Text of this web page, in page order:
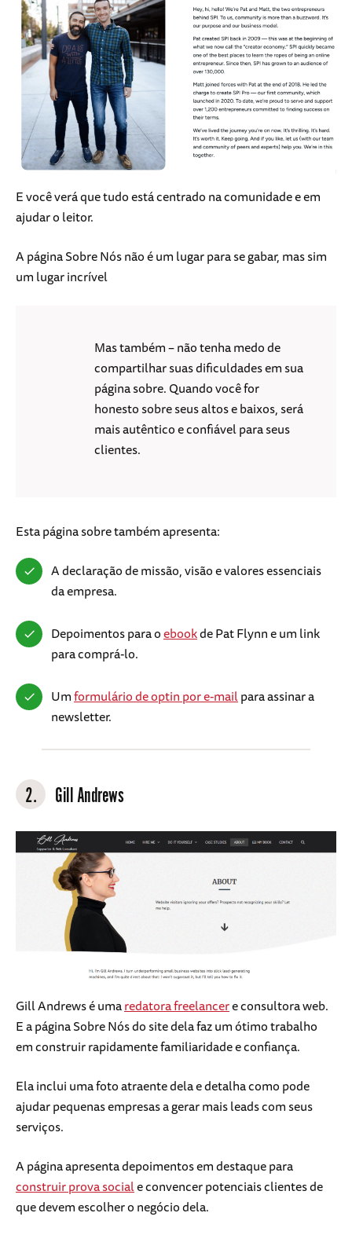
E você verá que tudo está centrado na comunidade e em
ajudar o leitor.
A página Sobre Nós não é um lugar para se gabar, mas sim
um lugar incrível
Mas também – não tenha medo de
compartilhar suas dificuldades em sua
página sobre. Quando você for
honesto sobre seus altos e baixos, será
mais autêntico e confiável para seus
clientes.
Esta página sobre também apresenta:
A declaração de missão, visão e valores essenciais
da empresa.
Depoimentos para oebookde Pat Flynn e um link
para comprá-lo.
Umformulário de optin por e-mailpara assinar a
newsletter.
2. Gill Andrews
Gill Andrews é umaredatora freelancere consultora web.
E a página Sobre Nós do site dela faz um ótimo trabalho
em construir rapidamente familiaridade e confiança.
Ela inclui uma foto atraente dela e detalha como pode
ajudar pequenas empresas a gerar mais leads com seus
serviços.
A página apresenta depoimentos em destaque para
construir prova sociale convencer potenciais clientes de
que devem escolher o negócio dela.